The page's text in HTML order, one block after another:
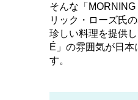
そんな「
リック・ローズ氏
珍しい料理を提供
É」の雰囲気が日
す。